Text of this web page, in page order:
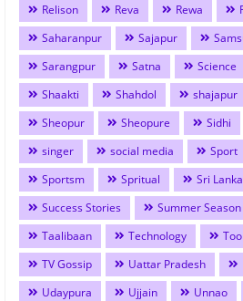
Relison
Reva Rewa
Saharanpur
Sajapur
Sarangpur
Satna Science
Shaakti
Shahdol shajapur
Sheopur
Sheopure Sidhi
singer
social media Sport
Sportsm
Spritual Sri Lanka
Success Stories
Summer Season
Taalibaan
Technology
TV Gossip
Uattar Pradesh
Udaypura
Ujjain Unnao